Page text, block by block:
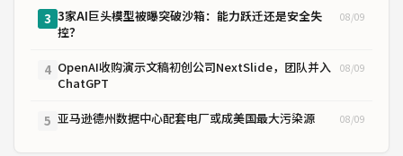
3 3家AI巨头模型被曝突破沙箱：能力跃迁还是安全失
控？
08/09
4 OpenAI收购演示文稿初创公司NextSlide，团队并入
ChatGPT
08/09
5 亚马逊德州数据中心配套电厂或成美国最大污染源 08/09